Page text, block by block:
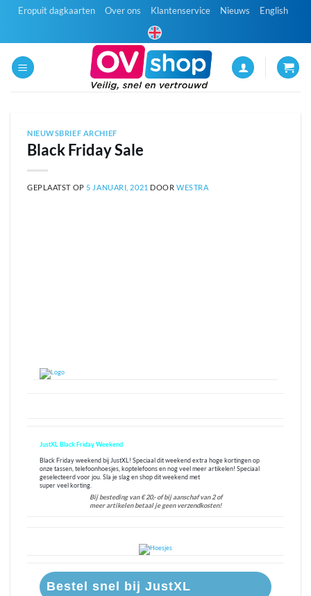
inhoud
Eropuit dagkaarten Over ons Klantenservice Nieuws English
NIEUWSBRIEF ARCHIEF
Black Friday Sale
GEPLAATST OP 5 JANUARI, 2021 DOORWESTRA
JustXL Black Friday Weekend
Black Friday weekend bij JustXL! Speciaal dit weekend extra hoge kortingen op
onze tassen, telefoonhoesjes, koptelefoons en nog veel meer artikelen! Speciaal
geselecteerd voor jou. Sla je slag en shop dit weekend met
super veel korting.
Bij besteding van € 20,- of bij aanschaf van 2of
meerartikelen betaal je geen verzendkosten!
Bestel snel bij JustXL